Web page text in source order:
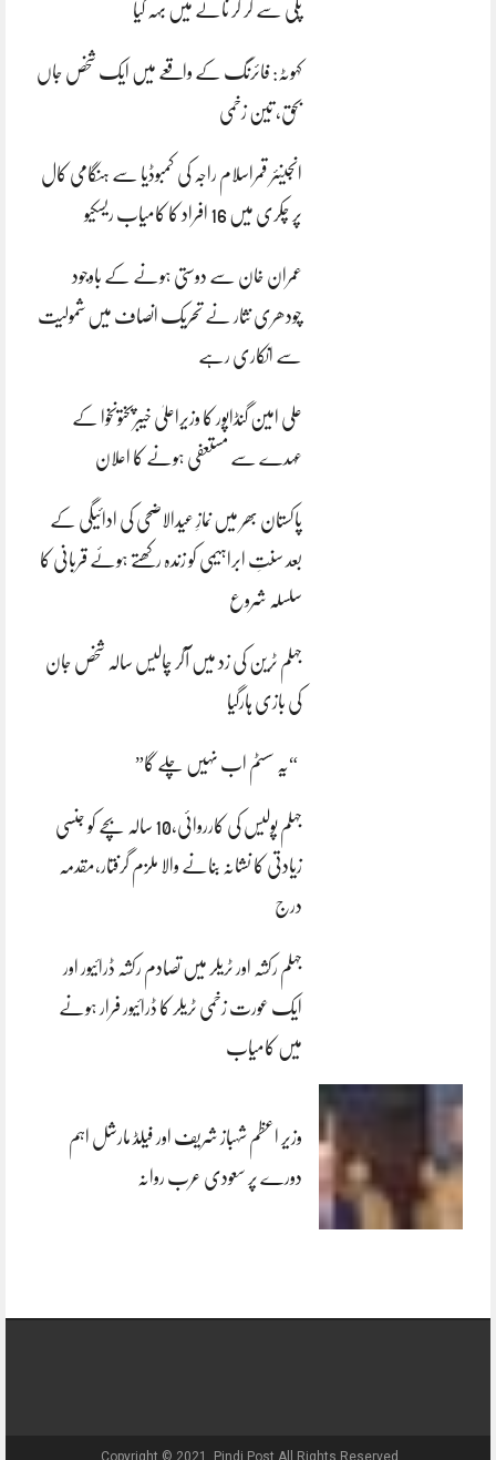
پلی سے گر کر نالے میں بہہ گیا
کہوٹہ: فائرنگ کے واقعے میں ایک شخص جاں
بحق، تین زخمی
انجینئر قمراسلام راجہ کی کمبوڈیا سے ہنگامی کال
پر چکری میں 16 افراد کا کامیاب ریسکیو
عمران خان سے دوستی ہونے کے باوجود
چودھری نثار نے تحریک انصاف میں شمولیت
سے انکاری رہے
علی امین گنڈاپور کا وزیراعلیٰ خیبرپختونخوا کے
عہدے سے مستعفی ہونے کا اعلان
پاکستان بھر میں نمازِ عیدالاضحی کی ادائیگی کے
بعد سنتِ ابراہیمی کو زندہ رکھتے ہوئے قربانی کا
سلسلہ شروع
جہلم ٹرین کی زد میں آکر چالیس سالہ شخص جان
کی بازی ہارگیا
“یہ سسٹم اب نہیں چلے گا”
جہلم پولیس کی کارروائی،10 سالہ بچے کو جنسی
زیادتی کا نشانہ بنانے والا ملزم گرفتار،مقدمہ
درج
جہلم رکشہ اور ٹریلر میں تصادم رکشہ ڈرائیور اور
ایک عورت زخمی ٹریلر کا ڈرائیور فرار ہونے
میں کامیاب
وزیر اعظم شہباز شریف اور فیلڈ مارشل اہم
دورے پر سعودی عرب روانہ
Copyright © 2021, Pindi Post All Rights Reserved.